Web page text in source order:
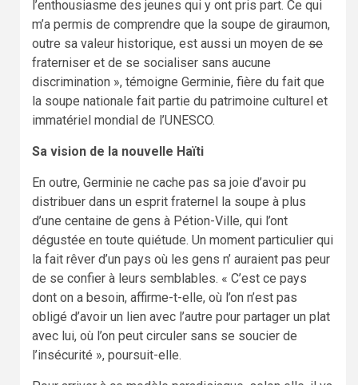
l’enthousiasme des jeunes qui y ont pris part. Ce qui
m’a permis de comprendre que la soupe de giraumon,
outre sa valeur historique, est aussi un moyen de se
fraterniser et de se socialiser sans aucune
discrimination », témoigne Germinie, fière du fait que
la soupe nationale fait partie du patrimoine culturel et
immatériel mondial de l’UNESCO.
Sa vision de la nouvelle Haïti
En outre, Germinie ne cache pas sa joie d’avoir pu
distribuer dans un esprit fraternel la soupe à plus
d’une centaine de gens à Pétion-Ville, qui l’ont
dégustée en toute quiétude. Un moment particulier qui
la fait rêver d’un pays où les gens n’ auraient pas peur
de se confier à leurs semblables. « C’est ce pays
dont on a besoin, affirme-t-elle, où l’on n’est pas
obligé d’avoir un lien avec l’autre pour partager un plat
avec lui, où l’on peut circuler sans se soucier de
l’insécurité », poursuit-elle.